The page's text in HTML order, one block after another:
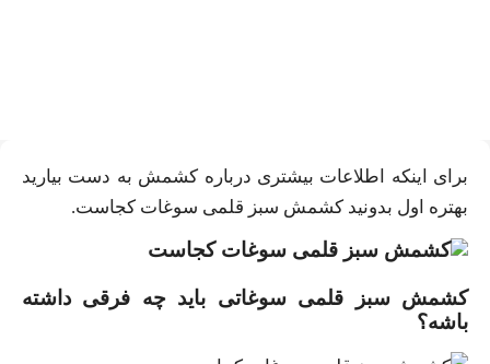
برای اینکه اطلاعات بیشتری درباره کشمش به دست بیارید
بهتره اول بدونید کشمش سبز قلمی سوغات کجاست.
کشمش سبز قلمی سوغاتی باید چه فرقی داشته
باشه؟